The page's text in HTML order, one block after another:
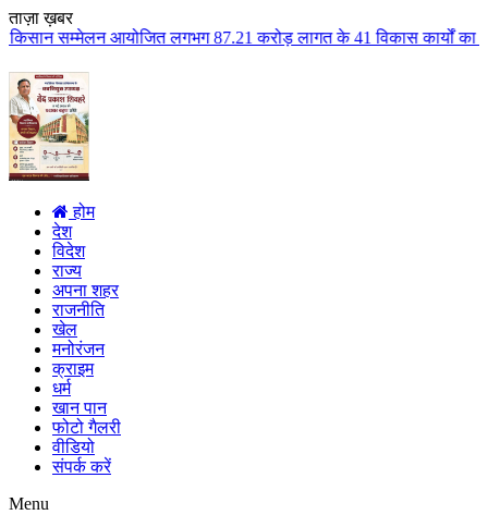
ताज़ा ख़बर
लगभग 87.21 करोड़ लागत के 41 विकास कार्यों का किया लोकार्पण
होम
देश
विदेश
राज्य
अपना शहर
राजनीति
खेल
मनोरंजन
क्राइम
धर्म
खान पान
फोटो गैलरी
वीडियो
संपर्क करें
Menu